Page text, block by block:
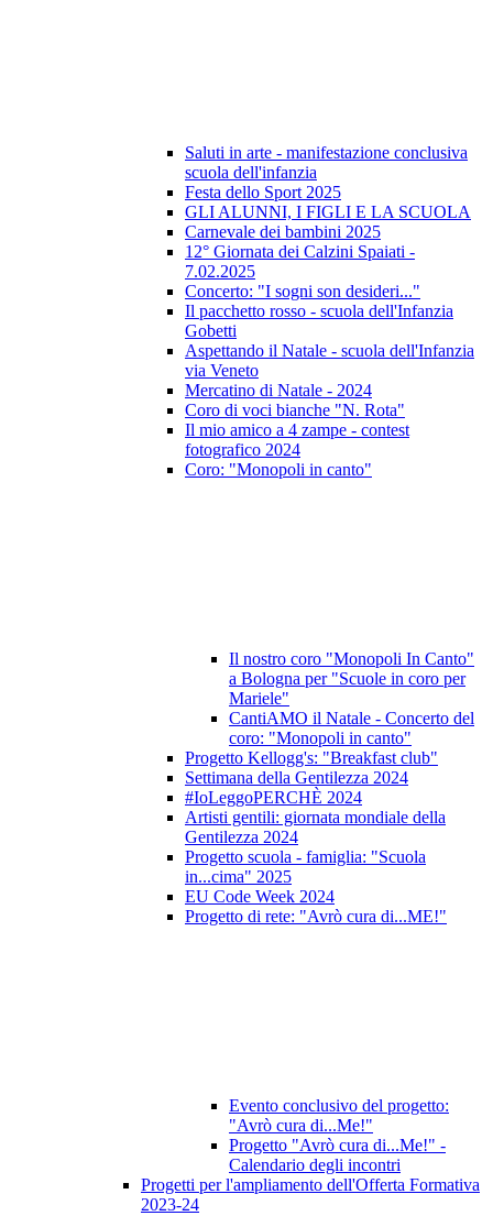
Saluti in arte - manifestazione conclusiva
scuola dell'infanzia
Festa dello Sport 2025
GLI ALUNNI, I FIGLI E LA SCUOLA
Carnevale dei bambini 2025
12° Giornata dei Calzini Spaiati -
7.02.2025
Concerto: "I sogni son desideri..."
Il pacchetto rosso - scuola dell'Infanzia
Gobetti
Aspettando il Natale - scuola dell'Infanzia
via Veneto
Mercatino di Natale - 2024
Coro di voci bianche "N. Rota"
Il mio amico a 4 zampe - contest
fotografico 2024
Coro: "Monopoli in canto"
Il nostro coro "Monopoli In Canto"
a Bologna per "Scuole in coro per
Mariele"
CantiAMO il Natale - Concerto del
coro: "Monopoli in canto"
Progetto Kellogg's: "Breakfast club"
Settimana della Gentilezza 2024
#IoLeggoPERCHÈ 2024
Artisti gentili: giornata mondiale della
Gentilezza 2024
Progetto scuola - famiglia: "Scuola
in...cima" 2025
EU Code Week 2024
Progetto di rete: "Avrò cura di...ME!"
Evento conclusivo del progetto:
"Avrò cura di...Me!"
Progetto "Avrò cura di...Me!" -
Calendario degli incontri
Progetti per l'ampliamento dell'Offerta Formativa
2023-24